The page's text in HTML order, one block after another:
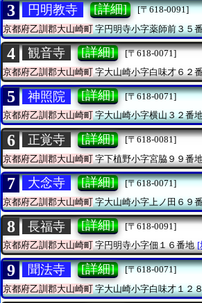
3 円明教寺 [詳細]
[〒618-0091]
京都府乙訓郡大山崎町字円明寺小字薬師前３５
4 観音寺 [詳細]
[〒618-0071]
京都府乙訓郡大山崎町 字大山崎小字白味才６２
5 神照院 [詳細]
[〒618-0071]
京都府乙訓郡大山崎町字大山崎小字横山３２番
6 正覚寺 [詳細]
[〒618-0081]
京都府乙訓郡大山崎町 字下植野小字宮脇９９番
7 大念寺 [詳細]
[〒618-0071]
京都府乙訓郡大山崎町字大山崎小字上ノ田６９
8 長福寺 [詳細]
[〒618-0091]
京都府乙訓郡大山崎町字円明寺小字佃１６番地 [
9 聞法寺 [詳細]
[〒618-0071]
京都府乙訓郡大山崎町字大山崎小字白味才１２